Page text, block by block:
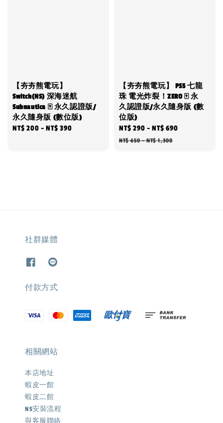
【夯夯熊電玩】
Switch(NS) 深海迷航
Subnautica 🀄 永久認證版/
永久隨身版 (數位版)
Regular
NT$ 200 -NT$ 390
【夯夯熊電玩】 PS5 七龍
珠 電光炸裂！ZERO 🀄 永
久認證版/永久隨身版 (數
位版)
Sale
price
NT$ 290 -NT$ 690
NT$ 650-NT$ 1,300
社群媒體
付款方式
相關網站
本店地址
蝦皮一館
蝦皮二館
NS安裝流程
與客服聯絡